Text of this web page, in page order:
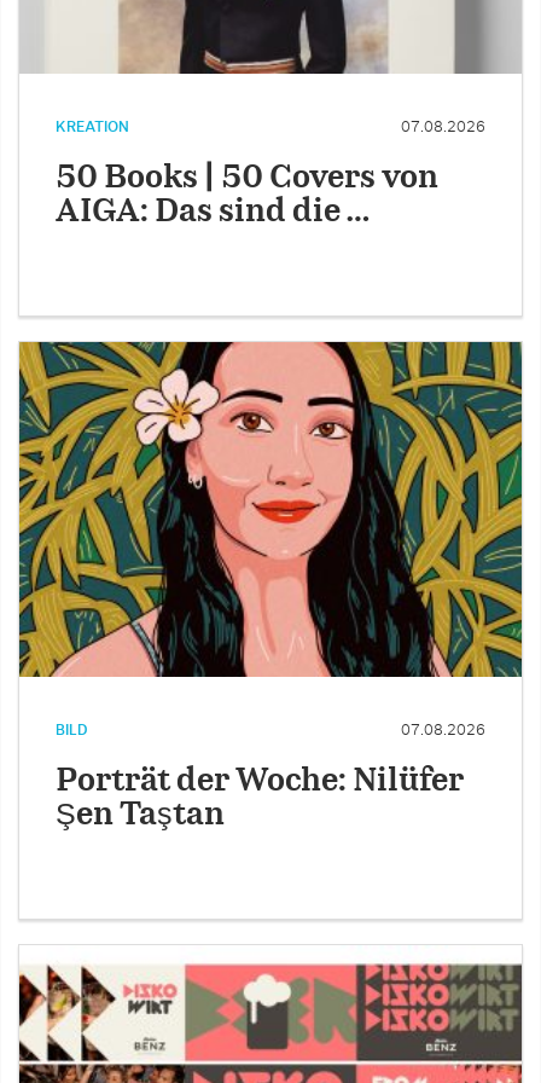
KREATION 07.08.2026
50 Books | 50 Covers von
AIGA: Das sind die …
BILD 07.08.2026
Porträt der Woche: Nilüfer
Şen Taştan